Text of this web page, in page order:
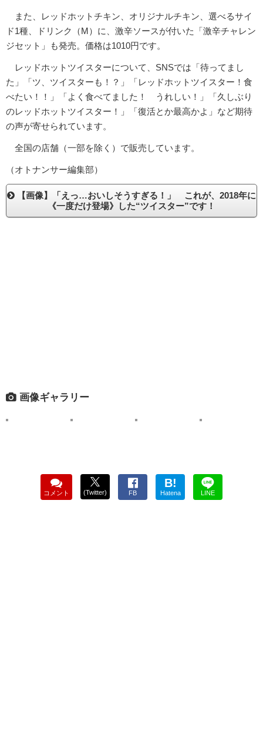
また、レッドホットチキン、オリジナルチキン、選べるサイ
ド1種、ドリンク（M）に、激辛ソースが付いた「激辛チャレン
ジセット」も発売。価格は1010円です。
レッドホットツイスターについて、SNSでは「待ってまし
た」「ツ、ツイスターも！？」「レッドホットツイスター！食
べたい！！」「よく食べてました！ うれしい！」「久しぶり
のレッドホットツイスター！」「復活とか最高かよ」など期待
の声が寄せられています。
全国の店舗（一部を除く）で販売しています。
（オトナンサー編集部）
【画像】「えっ…おいしそうすぎる！」 これが、2018年に
《一度だけ登場》した“ツイスター”です！
画像ギャラリー
コメント (Twitter) FB
B!
Hatena LINE